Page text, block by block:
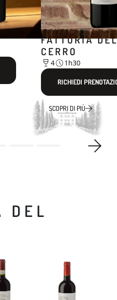
Degustazioni
LA STORIA DI
FATTORIA
CERRO
4 1h30
RICHIEDI
SCOPRI DI PIÙ
DEL